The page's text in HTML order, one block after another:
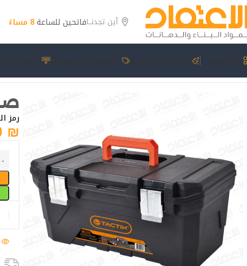
أين تجدنــافاتحين للساعة8 مساءً
رمز
₪